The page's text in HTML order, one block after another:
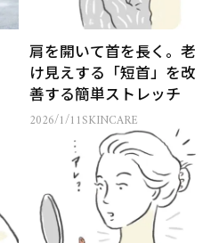
肩を開いて首を長く。老
け見えする「短首」を改
善する簡単ストレッチ
2026/1/11SKINCARE